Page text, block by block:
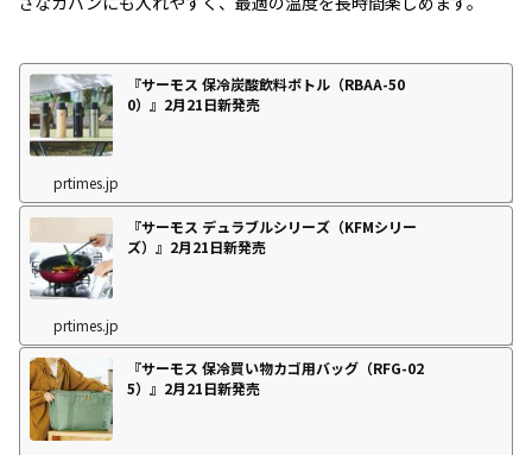
『サーモス 保冷炭酸飲料ボトル（RBAA-50
0）』2月21日新発売
prtimes.jp
『サーモス デュラブルシリーズ（KFMシリー
ズ）』2月21日新発売
prtimes.jp
『サーモス 保冷買い物カゴ用バッグ（RFG-02
5）』2月21日新発売